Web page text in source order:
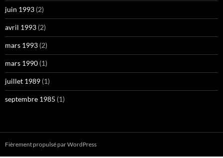
juin 1993 (2)
avril 1993 (2)
mars 1993 (2)
mars 1990 (1)
juillet 1989 (1)
septembre 1985 (1)
Fièrement propulsé par WordPress